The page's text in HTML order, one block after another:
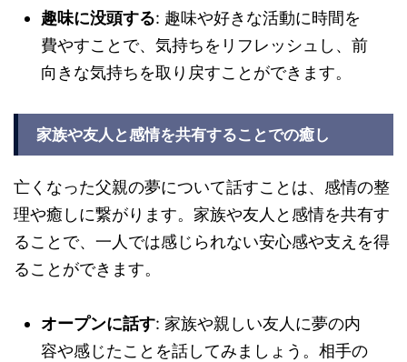
趣味に没頭する: 趣味や好きな活動に時間を
費やすことで、気持ちをリフレッシュし、前
向きな気持ちを取り戻すことができます。
家族や友人と感情を共有することでの癒し
亡くなった父親の夢について話すことは、感情の整
理や癒しに繋がります。家族や友人と感情を共有す
ることで、一人では感じられない安心感や支えを得
ることができます。
オープンに話す: 家族や親しい友人に夢の内
容や感じたことを話してみましょう。相手の